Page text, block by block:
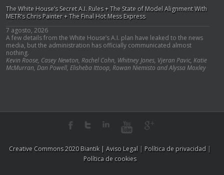
The White House’s Secret A.I. Rules + The State of Model Alignment With
METR’s Chris Painter + The Final Hot Mess Express
7 agosto, 2026
A few details from the White House’s A.I. plan have leaked to the news
media, but the administration has officially communicated almost
nothing.
Kevin Roose, Casey Newton, Rachel Cohn, Whitney Jones, Vjeran Pavic, Katie
McMurran, Dan Powell, Elisheba Ittoop, Rowan Niemisto and Alyssa Moxley
Creative Commons 2020 Biantik | Aviso Legal| Política de privacidad|
Política de cookies